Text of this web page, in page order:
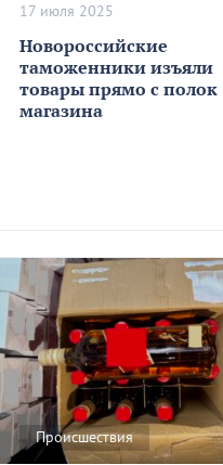
Новороссийские
таможенники изъяли
товары прямо с полок
магазина
17 июля 2025
Происшествия